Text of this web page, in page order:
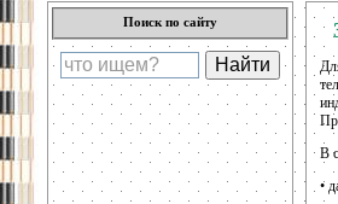
Поиск по сайту
В
•